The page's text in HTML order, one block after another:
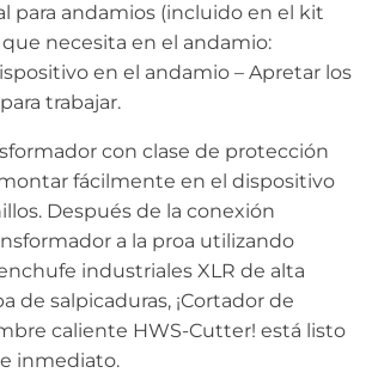
para andamios (incluido en el kit
que necesita en el andamio:
en el andamio – Apretar los
trabajar.
con clase de protección
fácilmente en el dispositivo
Después de la conexión
a la proa utilizando
industriales XLR de alta
de salpicaduras, ¡Cortador de
caliente HWS-Cutter! está listo
inmediato.